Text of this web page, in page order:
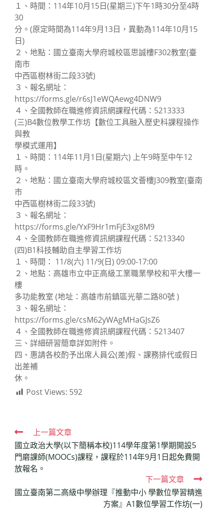
１、時間：114年10月15日(星期三)下午1時30分至4時
30
分。(原定時間為114年9月13日，異動為114年10月15
日)
２、地點：國立臺南大學府城校區思誠樓F302教室(臺
南市
中西區樹林街二段33號)
３、報名網址：
https://forms.gle/r6sJ1eWQAewg4DNW9
４、全國教師在職進修資訊網課程代碼：5213333
(三)B4數位教學工作坊【數位工具融入歷史科課程操作
與教
學模式運用】
１、時間：114年11月1日(星期六) 上午9時至中午12
時。
２、地點：國立臺南大學府城校區文薈樓J309教室(臺南
市
中西區樹林街二段33號)
３、報名網址：
https://forms.gle/YxF9Hr1mFjE3xg8M9
４、全國教師在職進修資訊網課程代碼：5213340
(四)B1科技輔助自主學習工作坊
１、時間： 11/8(六) 11/9(日) 09:00-17:00
２、地點：高雄市立中正高級工業職業學校和平大樓一
樓
多功能教室 (地址：高雄市前鎮區光華二路80號 )
３、報名網址：
https://forms.gle/csM62yWAgMHaGJsZ6
４、全國教師在職進修資訊網課程代碼：5213407
三、詳細研習簡章詳如附件。
四、惠請各校酌予出席人員公(差)假、課務排代或假日
出差補
休。
Post Views: 592
Read
more
articles
上一篇文章
國立政治大學(以下簡稱本校)114學年度第1學期開設5
門磨課師(MOOCs)課程，課程於114年9月1日起免費開
放報名。
下一篇文章
國立臺南第二高級中學辦理『推動中小 學數位學習精進
方案』A1數位學習工作坊(一)